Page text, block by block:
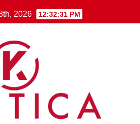
2026 12:32:31 PM